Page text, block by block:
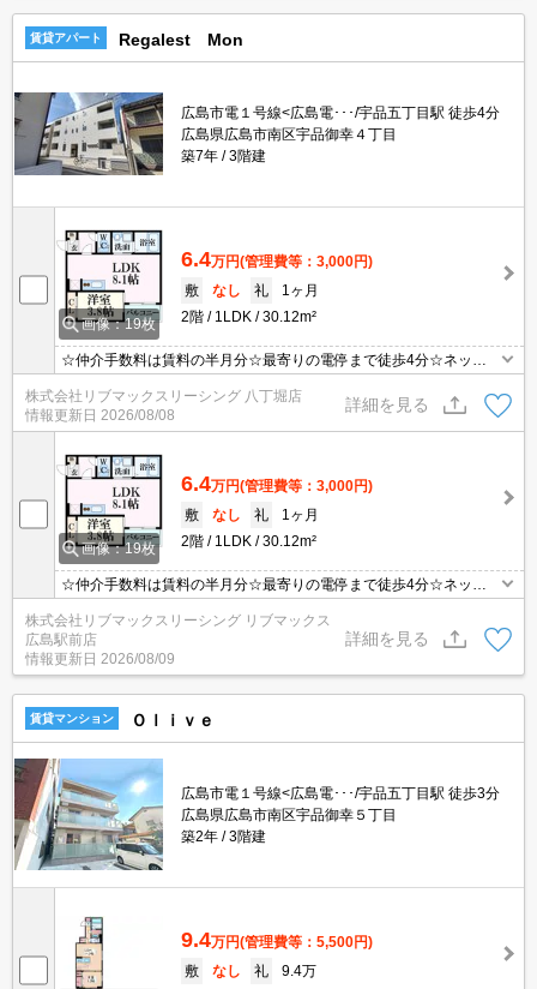
賃貸アパート Regalest Mon
広島市電１号線<広島電･･･/宇品五丁目駅 徒歩4分
広島県広島市南区宇品御幸４丁目
築7年
3階建
画像：19枚
6.4万円(管理費等：3,000円)
敷
なし 礼
1ヶ月
2階
1LDK 30.12m²
☆仲介手数料は賃料の半月分☆最寄りの電停まで徒歩4分☆ネット
使用料無料☆不在時にうれしい宅配ボックス☆雨の日に便利な浴室
乾燥機付き☆モニタ付オートロック完備でセキュリティーは安心♪近
隣のスーパー・コンビニまで徒歩圏内でお買い物らくらく☆彡
株式会社リブマックスリーシング 八丁堀店
情報更新日 2026/08/08
詳細を見る
画像：19枚
6.4万円(管理費等：3,000円)
敷
なし 礼
1ヶ月
2階
1LDK 30.12m²
☆仲介手数料は賃料の半月分☆最寄りの電停まで徒歩4分☆ネット
使用料無料☆不在時にうれしい宅配ボックス☆雨の日に便利な浴室
乾燥機付き☆モニタ付オートロック完備でセキュリティーは安心♪近
隣のスーパー・コンビニまで徒歩圏内でお買い物らくらく☆彡
株式会社リブマックスリーシング リブマックス
広島駅前店
情報更新日 2026/08/09
詳細を見る
賃貸マンション Ｏｌｉｖｅ
広島市電１号線<広島電･･･/宇品五丁目駅 徒歩3分
広島県広島市南区宇品御幸５丁目
築2年
3階建
9.4万円(管理費等：5,500円)
敷
なし 礼
9.4万